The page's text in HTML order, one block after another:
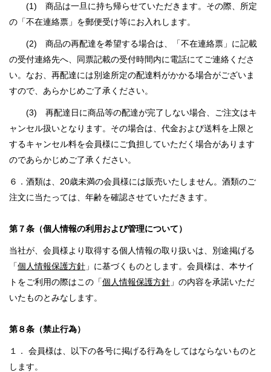
(1) 商品は一旦に持ち帰らせていただきます。その際、所定
の「不在連絡票」を郵便受け等にお入れします。
(2) 商品の再配達を希望する場合は、「不在連絡票」に記載
の受付連絡先へ、同票記載の受付時間内に電話にてご連絡くださ
い。なお、再配達には別途所定の配達料がかかる場合がございま
すので、あらかじめご了承ください。
(3) 再配達日に商品等の配達が完了しない場合、ご注文はキ
ャンセル扱いとなります。その場合は、代金および送料を上限と
するキャンセル料を会員様にご負担していただく場合があります
のであらかじめご了承ください。
６．酒類は、20歳未満の会員様には販売いたしません。酒類のご
注文に当たっては、年齢を確認させていただきます。
第７条（個人情報の利用および管理について）
当社が、会員様より取得する個人情報の取り扱いは、別途掲げる
「個人情報保護方針 」に基づくものとします。会員様は、本サイ
トをご利用の際はこの「個人情報保護方針 」の内容を承諾いただ
いたものとみなします。
第８条（禁止行為）
１． 会員様は、以下の各号に掲げる行為をしてはならないものと
します。